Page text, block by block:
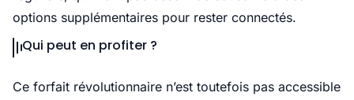
options supplémentaires pour rester connectés.
Qui peut en profiter ?
Ce forfait révolutionnaire n’est toutefois pas accessible